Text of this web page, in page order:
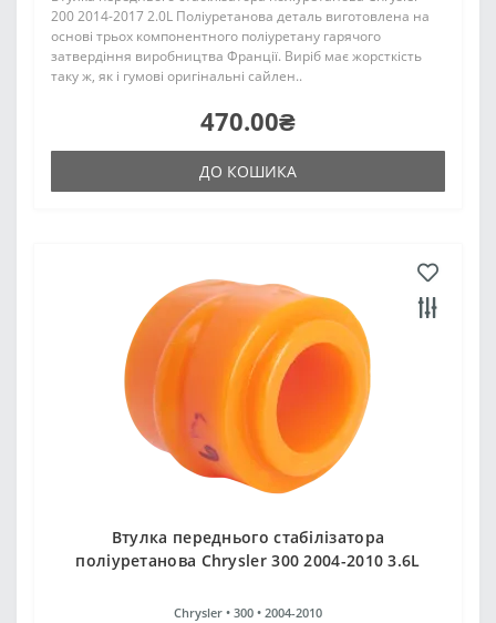
200 2014-2017 2.0L Поліуретанова деталь виготовлена на
основі трьох компонентного поліуретану гарячого
затвердіння виробництва Франції. Виріб має жорсткість
таку ж, як і гумові оригінальні сайлен..
470.00₴
ДО КОШИКА
Втулка переднього стабілізатора
поліуретанова Chrysler 300 2004-2010 3.6L
Chrysler • 300 • 2004-2010